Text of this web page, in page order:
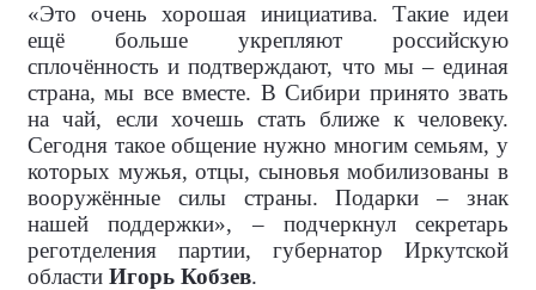
«Это очень хорошая инициатива. Такие идеи
ещё больше укрепляют российскую
сплочённость и подтверждают, что мы – единая
страна, мы все вместе. В Сибири принято звать
на чай, если хочешь стать ближе к человеку.
Сегодня такое общение нужно многим семьям, у
которых мужья, отцы, сыновья мобилизованы в
вооружённые силы страны. Подарки – знак
нашей поддержки», – подчеркнул секретарь
реготделения партии, губернатор Иркутской
области Игорь Кобзев.